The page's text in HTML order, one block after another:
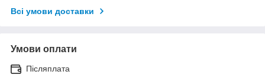
Всі умови доставки
Умови оплати
Післяплата